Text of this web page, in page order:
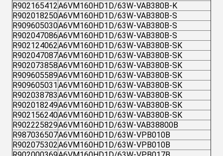
R902165412A6VM160HD1D/63W-VAB380B-K
R902018250A6VM160HD1D/63W-VAB380B-S
R909605030A6VM160HD1D/63W-VAB380B-S
R902047086A6VM160HD1D/63W-VAB380B-S
R902124062A6VM160HD1D/63W-VAB380B-SK
R902047087A6VM160HD1D/63W-VAB380B-SK
R902073858A6VM160HD1D/63W-VAB380B-SK
R909605589A6VM160HD1D/63W-VAB380B-SK
R909605031A6VM160HD1D/63W-VAB380B-SK
R902038783A6VM160HD1D/63W-VAB380B-SK
R902018249A6VM160HD1D/63W-VAB380B-SK
R902156240A6VM160HD1D/63W-VAB380B-SK
R902225829A6VM160HD1D/63W-VAB38800B
R987036507A6VM160HD1D/63W-VPB010B
R902075302A6VM160HD1D/63W-VPB010B